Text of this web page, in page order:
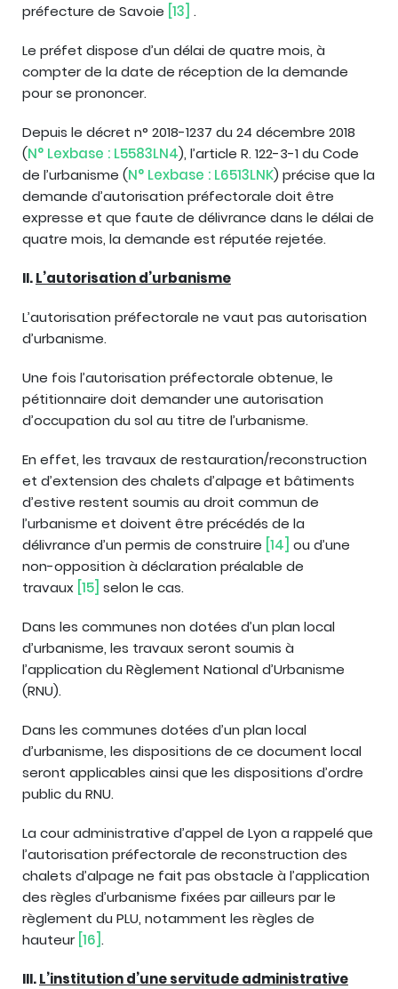
préfecture de Savoie [13] .
Le préfet dispose d’un délai de quatre mois, à
compter de la date de réception de la demande
pour se prononcer.
Depuis le décret n° 2018-1237 du 24 décembre 2018
(N° Lexbase : L5583LN4), l’article R. 122-3-1 du Code
de l’urbanisme (N° Lexbase : L6513LNK) précise que la
demande d’autorisation préfectorale doit être
expresse et que faute de délivrance dans le délai de
quatre mois, la demande est réputée rejetée.
II.L’autorisation d’urbanisme
L’autorisation préfectorale ne vaut pas autorisation
d’urbanisme.
Une fois l’autorisation préfectorale obtenue, le
pétitionnaire doit demander une autorisation
d’occupation du sol au titre de l’urbanisme.
En effet, les travaux de restauration/reconstruction
et d’extension des chalets d’alpage et bâtiments
d’estive restent soumis au droit commun de
l’urbanisme et doivent être précédés de la
délivrance d’un permis de construire [14] ou d’une
non-opposition à déclaration préalable de
travaux [15] selon le cas.
Dans les communes non dotées d’un plan local
d’urbanisme, les travaux seront soumis à
l’application du Règlement National d’Urbanisme
(RNU).
Dans les communes dotées d’un plan local
d’urbanisme, les dispositions de ce document local
seront applicables ainsi que les dispositions d’ordre
public du RNU.
La cour administrative d’appel de Lyon a rappelé que
l’autorisation préfectorale de reconstruction des
chalets d’alpage ne fait pas obstacle à l’application
des règles d’urbanisme fixées par ailleurs par le
règlement du PLU, notamment les règles de
hauteur [16] .
III.L’institution d’une servitude administrative